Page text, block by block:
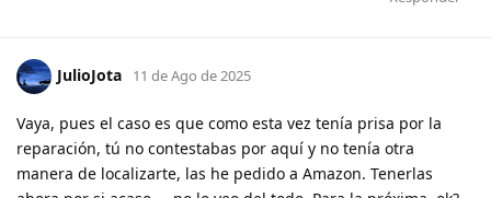
JulioJota 11 de Ago de 2025
Vaya, pues el caso es que como esta vez tenía prisa por la
reparación, tú no contestabas por aquí y no tenía otra
manera de localizarte, las he pedido a Amazon. Tenerlas